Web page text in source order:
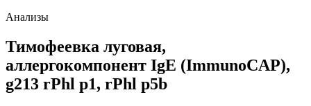
Анализы
Тимофеевка луговая,
аллергокомпонент IgE (ImmunoCAP),
g213 rPhl p1, rPhl p5b